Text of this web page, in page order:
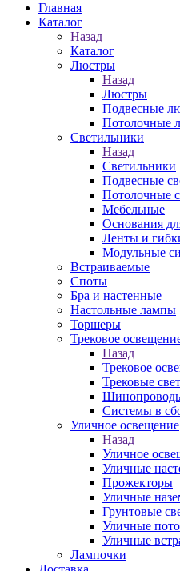
Главная
Каталог
Назад
Каталог
Люстры
Назад
Люстры
Подвесные
Потолочные
Светильники
Назад
Светильники
Подвесные
Потолочные
Мебельные
Основания
Ленты и
Модульные
Встраиваемые
Споты
Бра и настенные
Настольные лампы
Торшеры
Трековое
Назад
Трековое
Трековые
Системы в
Уличное освещение
Назад
Уличное
Уличные
Прожекторы
Уличные
Грунтовые
Уличные
Уличные
Лампочки